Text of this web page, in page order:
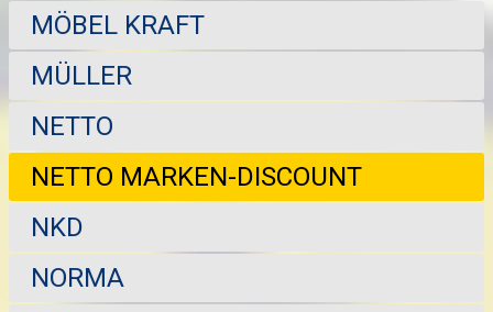
MÖBEL KRAFT
MÜLLER
NETTO
NETTO MARKEN-DISCOUNT
NKD
NORMA